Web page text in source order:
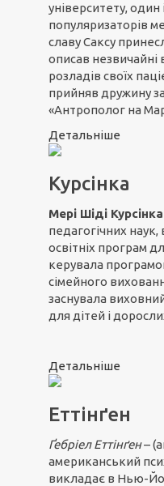
університету, один
популяризаторів
славу Саксу
описав незвичайні
розладів своїх
прийняв дружину
«Антрополог на
Детальніше
Курсінка
Мері Шіді Курсінка
педагогічних
освітніх програм
керувала
сімейного
заснувала
для дітей і
Детальніше
Еттінґен
Ґебріел Еттінґен–
американський
викладає в Нью-